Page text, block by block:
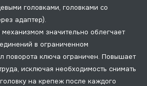
головками, головками со
адаптер).
значительно облегчает
в ограниченном
поворота ключа ограничен. Повышает
исключая необходимость снимать
на крепеж после каждого